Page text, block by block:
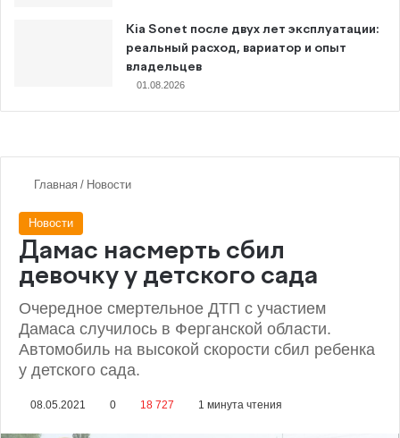
Kia Sonet после двух лет эксплуатации:
реальный расход, вариатор и опыт
владельцев
01.08.2026